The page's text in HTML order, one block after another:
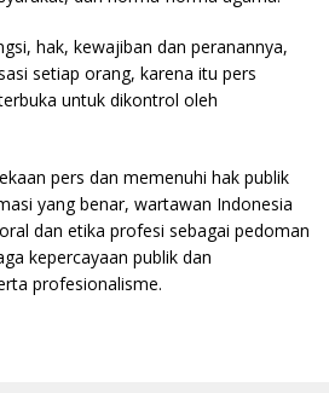
hak, kewajiban dan peranannya,
setiap orang, karena itu pers
untuk dikontrol oleh
pers dan memenuhi hak publik
yang benar, wartawan Indonesia
dan etika profesi sebagai pedoman
kepercayaan publik dan
profesionalisme.